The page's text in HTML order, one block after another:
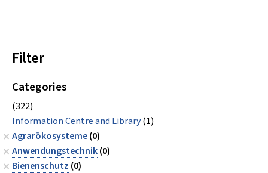
Filter
Categories
(322)
Information Centre and Library(1)
Agrarökosysteme(0)
Anwendungstechnik(0)
Bienenschutz (0)